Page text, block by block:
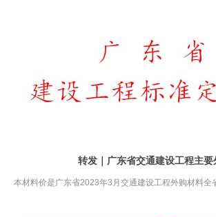
转发｜广东省交通建设工程主要
本材料价是广东省2023年3月交通建设工程外购材料全